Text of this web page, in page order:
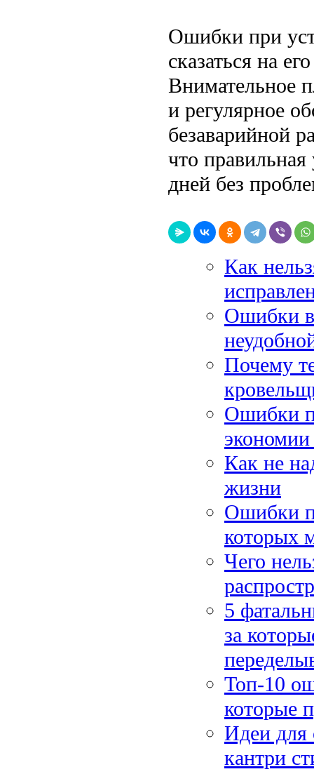
Ошибки при
сказаться на
Внимательное
и регулярное
безаварийной
что
дней без
Как
Ошибки в
Почему
Ошибки
экономии
Как не
жизни
Ошибки
которых
Чего
5
за
Топ-10
которые
Идеи для
кантри